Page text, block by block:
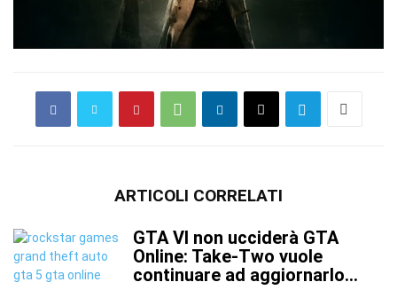
ARTICOLI CORRELATI
GTA VI non ucciderà GTA
Online: Take-Two vuole
continuare ad aggiornarlo...